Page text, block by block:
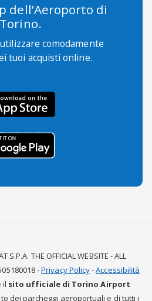
dell’Aeroporto di
Torino.
comodamente
tuoi acquisti online.
S.P.A. THE OFFICIAL WEBSITE - ALL
-Privacy Policy-Accessibilità
il sito ufficiale di Torino Airport
dei parcheggi aeroportuali e di tutti i